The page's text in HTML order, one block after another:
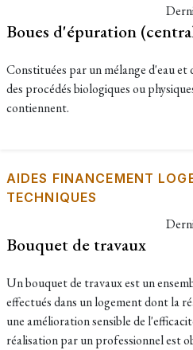
Boues d'épuration
Constituées par un mélange d'eau et
des procédés biologiques ou
contiennent.
AIDES FINANCEMENT
TECHNIQUES
Bouquet de travaux
Un bouquet de travaux est un
effectués dans un logement dont la
une amélioration sensible de
réalisation par un professionnel est